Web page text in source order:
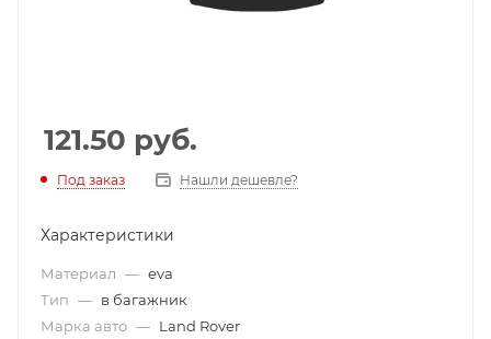
121.50 руб.
Под заказ Нашли дешевле?
Характеристики
Материал — eva
Тип — в багажник
Марка авто — Land Rover